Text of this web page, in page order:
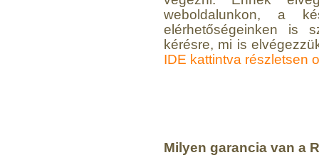
weboldalunkon, a
elérhetőségeinken is
kérésre, mi is
IDE kattintva részletsen
Milyen garancia van a